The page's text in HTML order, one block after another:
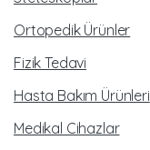
Ortopedik Ürünler
Fizik Tedavi
Hasta Bakım Ürünleri
Medikal Cihazlar